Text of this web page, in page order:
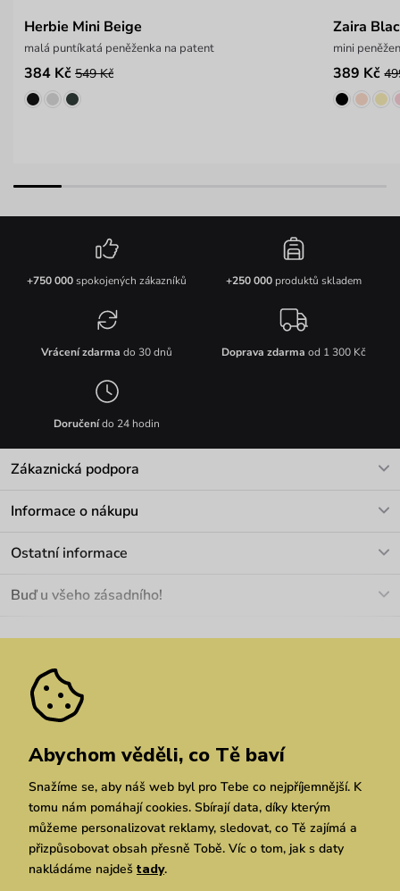
Herbie Mini Beige
malá puntíkatá peněženka na patent
384 Kč 549 Kč
Zaira
mini
389 Kč
+750 000spokojených zákazníků +250 000produktů skladem
Vrácení zdarma do 30 dnů Doprava zdarma od 1 300 Kč
Doručenído 24 hodin
Zákaznická podpora
Informace o nákupu
Materiály a údržba
Pozáruční opravy
Ostatní informace
Velkoobchod
We Care
Dárkové poukazy
Vuchlook
Prodejny
Praha Brno Chrudim
Buď u všeho zásadního!
Zásady ochrany osobních údajů
Abychom věděli, co Tě baví
Snažíme se, aby náš web byl pro Tebe co nejpříjemnější. K
tomu nám pomáhají cookies. Sbírají data, díky kterým
můžeme personalizovat reklamy, sledovat, co Tě zajímá a
přizpůsobovat obsah přesně Tobě. Víc o tom, jak s daty
nakládáme najdeš tady.